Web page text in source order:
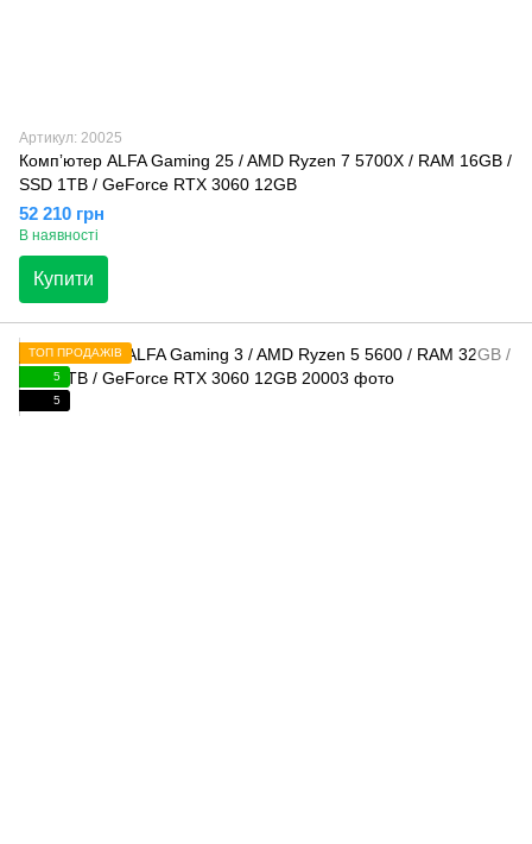
Артикул: 20025
Компʼютер ALFA Gaming 25 / AMD Ryzen 7 5700X / RAM 16GB /
SSD 1TB / GeForce RTX 3060 12GB
52 210 грн
В наявності
Купити
ТОП ПРОДАЖІВ
5
5